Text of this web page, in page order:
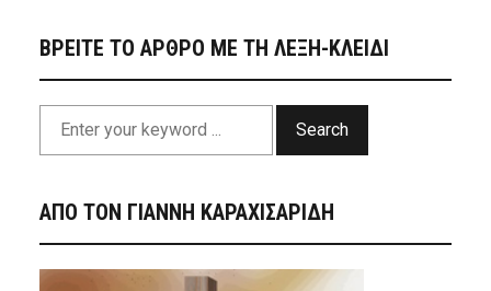
ΒΡΕΙΤΕ ΤΟ ΑΡΘΡΟ ΜΕ ΤΗ ΛΕΞΗ-ΚΛΕΙΔΙ
Search
ΑΠΟ ΤΟΝ ΓΙΑΝΝΗ ΚΑΡΑΧΙΣΑΡΙΔΗ